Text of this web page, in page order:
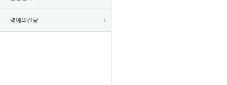
명예의전당